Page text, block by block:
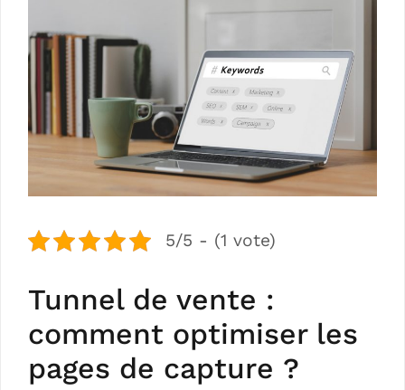
5/5 - (1 vote)
Tunnel de vente :
comment optimiser les
pages de capture ?